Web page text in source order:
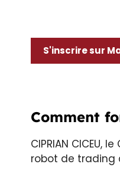
S'inscrire sur
Comment
CIPRIAN
robot de trading